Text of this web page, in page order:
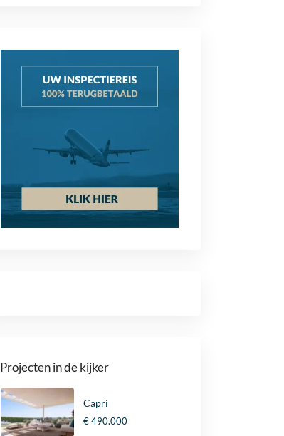
Projecten in de kijker
Capri
€ 490.000